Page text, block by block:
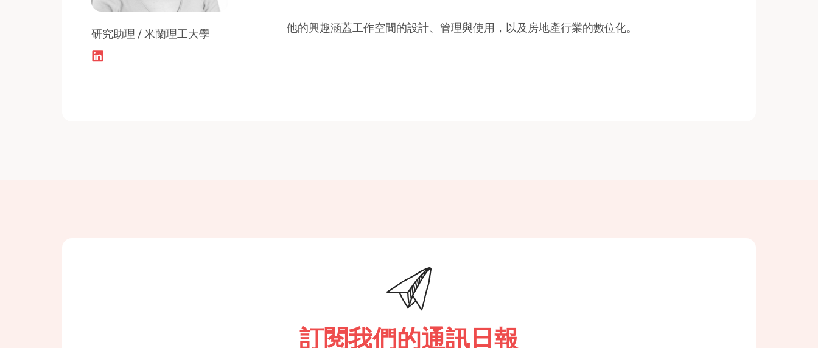
研究助理 / 米蘭理工大學 他的興趣涵蓋工作空間的設計、管理與使用，以及房地產行業的數位化。
訂閱我們的通訊日報